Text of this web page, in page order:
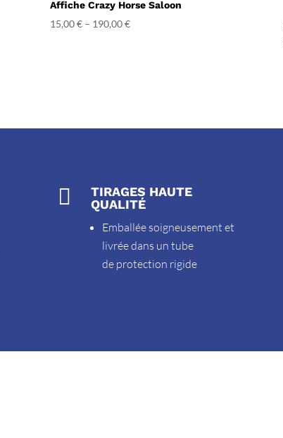
Affiche Crazy Horse Saloon
15,00€ – 190,00€

TIRAGES HAUTE
QUALITÉ
Emballée soigneusement et
livrée dans un tube
de protection rigide